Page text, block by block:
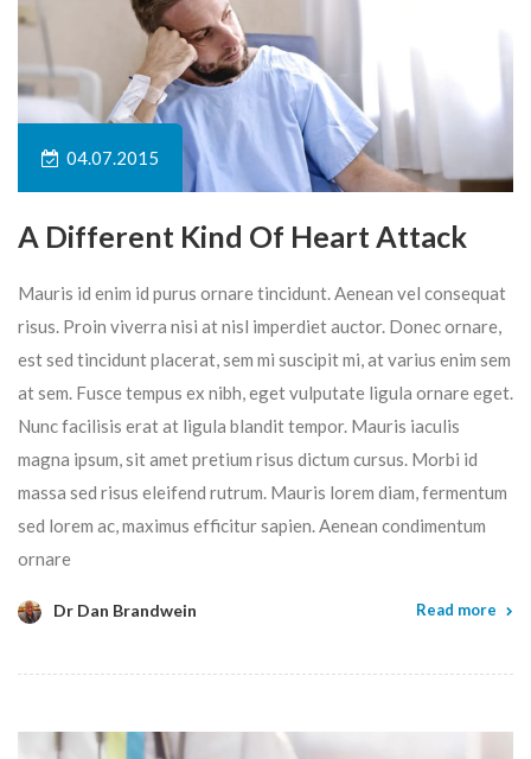
04.07.2015
A Different Kind Of Heart Attack
Mauris id enim id purus ornare tincidunt. Aenean vel consequat
risus. Proin viverra nisi at nisl imperdiet auctor. Donec ornare,
est sed tincidunt placerat, sem mi suscipit mi, at varius enim sem
at sem. Fusce tempus ex nibh, eget vulputate ligula ornare eget.
Nunc facilisis erat at ligula blandit tempor. Mauris iaculis
magna ipsum, sit amet pretium risus dictum cursus. Morbi id
massa sed risus eleifend rutrum. Mauris lorem diam, fermentum
sed lorem ac, maximus efficitur sapien. Aenean condimentum
ornare
Dr Dan Brandwein Read more